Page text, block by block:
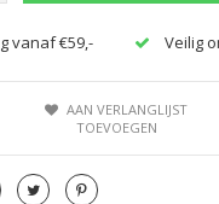
vanaf €59,- Veilig
AAN VERLANGLIJST
TOEVOEGEN